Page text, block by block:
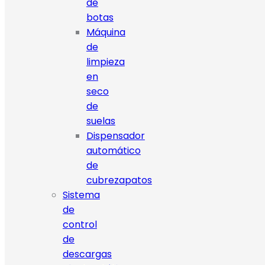
de
botas
Máquina
de
limpieza
en
seco
de
suelas
Dispensador
automático
de
cubrezapatos
Sistema
de
control
de
descargas